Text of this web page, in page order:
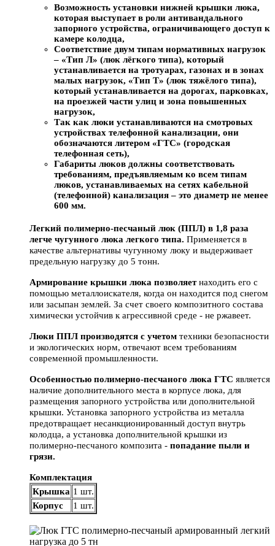
Возможность установки нижней крышки люка,
которая выступает в роли антивандального
запорного устройства, ограничивающего доступ к
камере колодца,
Соответствие двум типам нормативных нагрузок
– «Тип Л» (люк лёгкого типа), который
устанавливается на тротуарах, газонах и в зонах
малых нагрузок, «Тип Т» (люк тяжёлого типа),
который устанавливается на дорогах, парковках,
на проезжей части улиц и зона повышенных
нагрузок,
Так как люки устанавливаются на смотровых
устройствах телефонной канализации, они
обозначаются литером «ГТС» (городская
телефонная сеть),
Габариты люков должны соответствовать
требованиям, предъявляемым ко всем типам
люков, устанавливаемых на сетях кабельной
(телефонной) канализация – это диаметр не менее
600 мм.
Легкий полимерно-песчаный люк (ППЛ) в 1,8 раза
легче чугунного люка легкого типа. Применяется в
качестве альтернативы чугунному люку и выдерживает
предельную нагрузку до 5 тонн.
Армирование крышки люка позволяетнаходить его с
помощью металлоискателя, когда он находится под снегом
или засыпан землей. За счет своего композитного состава
химически устойчив к агрессивной среде - не ржавеет.
Люки ППЛ производятся с учетом техники безопасности
и экологических норм, отвечают всем требованиям
современной промышленности.
Особенностью полимерно-песчаного люка ГТС является
наличие дополнительного места в корпусе люка, для
размещения запорного устройства или дополнительной
крышки. Установка запорного устройства из металла
предотвращает несанкционированный доступ внутрь
колодца, а установка дополнительной крышки из
полимерно-песчаного композита - попадание пыли и
грязи.
Комплектация
Крышка 1 шт.
Корпус
1 шт.